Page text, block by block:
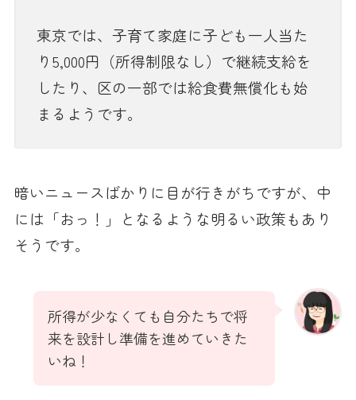
東京では、子育て家庭に子ども一人当た
り5,000円（所得制限なし）で継続支給を
したり、区の一部では給食費無償化も始
まるようです。
暗いニュースばかりに目が行きがちですが、中
には「おっ！」となるような明るい政策もあり
そうです。
所得が少なくても自分たちで将
来を設計し準備を進めていきた
いね！